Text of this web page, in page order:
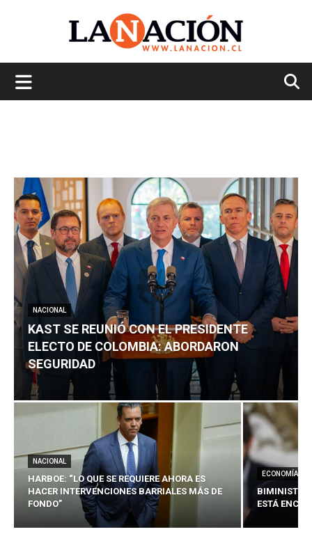
NACIONAL
KAST SE REUNIÓ CON EL PRESIDENTE
ELECTO DE COLOMBIA: ABORDARON
SEGURIDAD
NACIONAL
HARBOE: “LO QUE SE REQUIERE AHORA ES
HACER INTERVENCIONES BARRIALES MÁS DE
FONDO”
ECONOMÍA
BIMINISTRO
ESTÁ